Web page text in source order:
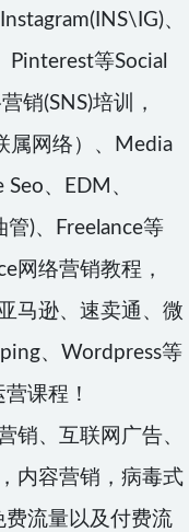
、
等Social
销(SNS)培训，
属网络）、Media
、EDM、
)、Freelance等
网络营销教程，
马逊、速卖通、微
、Wordpress等
课程！
销、互联网广告、
内容营销，病毒式
流量以及付费流